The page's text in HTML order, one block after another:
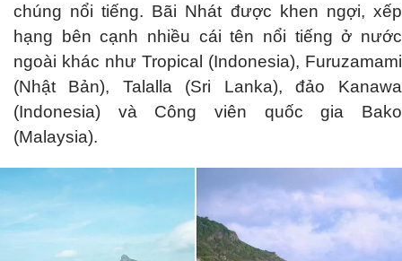
chúng nổi tiếng. Bãi Nhát được khen ngợi, xếp
hạng bên cạnh nhiều cái tên nổi tiếng ở nước
ngoài khác như Tropical (Indonesia), Furuzamami
(Nhật Bản), Talalla (Sri Lanka), đảo Kanawa
(Indonesia) và Công viên quốc gia Bako
(Malaysia).